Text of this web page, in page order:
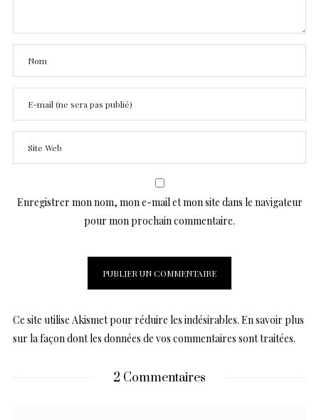
Enregistrer mon nom, mon e-mail et mon site dans le navigateur
pour mon prochain commentaire.
Ce site utilise Akismet pour réduire les indésirables. En savoir plus
sur la façon dont les données de vos commentaires sont traitées.
2 Commentaires